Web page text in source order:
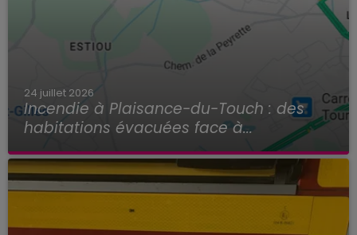
24 juillet 2026
Incendie à Plaisance-du-Touch : des
habitations évacuées face à...